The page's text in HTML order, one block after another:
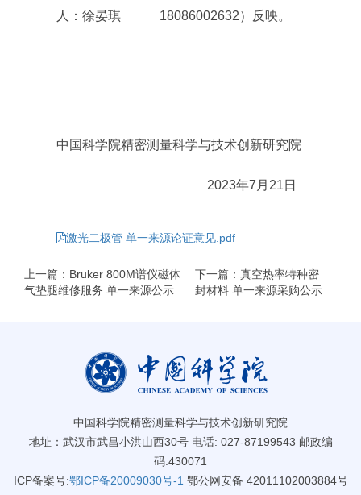
人：徐晏琪 18086002632）反映。
中国科学院精密测量科学与技术创新研究院
2023年7月 21日
激光二极管 单一来源论证意见.pdf
上一篇：Bruker 800M谱仪磁体
气垫腿维修服务 单一来源公示
下一篇：真空热率特种密
封材料 单一来源采购公示
中国科学院精密测量科学与技术创新研究院
地址：武汉市武昌小洪山西30号 电话: 027-87199543 邮政编
码:430071
ICP备案号:鄂ICP备20009030号-1 鄂公网安备 42011102003884号